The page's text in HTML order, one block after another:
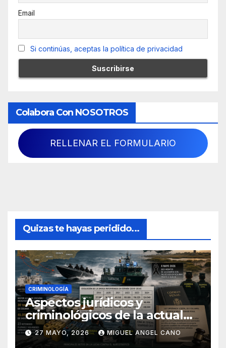
Email
Si continúas, aceptas la política de privacidad
Colabora Con NOSOTROS
RELLENAR EL FORMULARIO
Quizas te hayas peridido...
CRIMINOLOGÍA
Aspectos jurídicos y
criminológicos de la actual
lucha contra el narcotráfico
en el sur de España
27 MAYO, 2026 MIGUEL ANGEL CANO